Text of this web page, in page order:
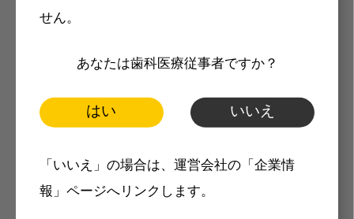
せん。
あなたは歯科医療従事者ですか？
はい いいえ
「いいえ」の場合は、運営会社の「企業情
報」ページへリンクします。
製品価格も閲覧可能